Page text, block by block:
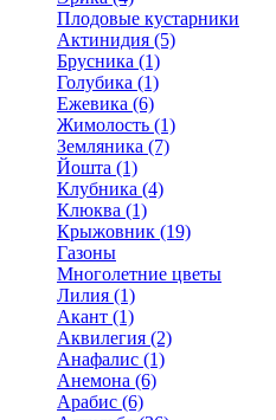
Плодовые кустарники
Актинидия (5)
Брусника (1)
Голубика (1)
Ежевика (6)
Жимолость (1)
Земляника (7)
Йошта (1)
Клубника (4)
Клюква (1)
Крыжовник (19)
Газоны
Многолетние цветы
Лилия (1)
Акант (1)
Аквилегия (2)
Анафалис (1)
Анемона (6)
Арабис (6)